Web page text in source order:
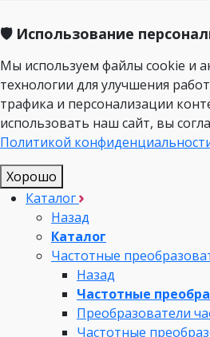
🛡️ Использование
Мы используем файлы cookie и
технологии для улучшения
трафика и персонализации
использовать наш сайт, вы
Политикой
Хорошо
Каталог
Назад
Каталог
Частотные
Назад
Частотные
Преобразователи
Частотные